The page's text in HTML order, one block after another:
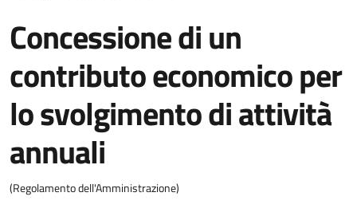
Concessione di un
contributo economico per
lo svolgimento di attività
annuali
(Regolamento dell'Amministrazione)